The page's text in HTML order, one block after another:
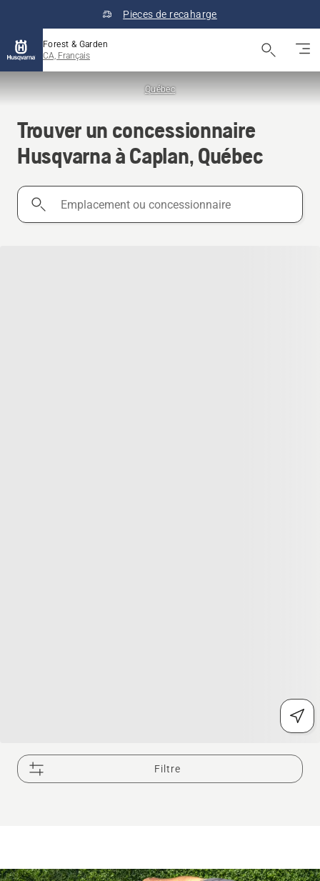
Pieces de recaharge
Forest & Garden
CA, Français
Québec
Trouver un concessionnaire
Husqvarna à Caplan, Québec
Emplacement
Filtre